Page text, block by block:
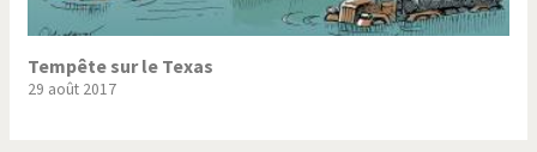
Tempête sur le Texas
29 août 2017